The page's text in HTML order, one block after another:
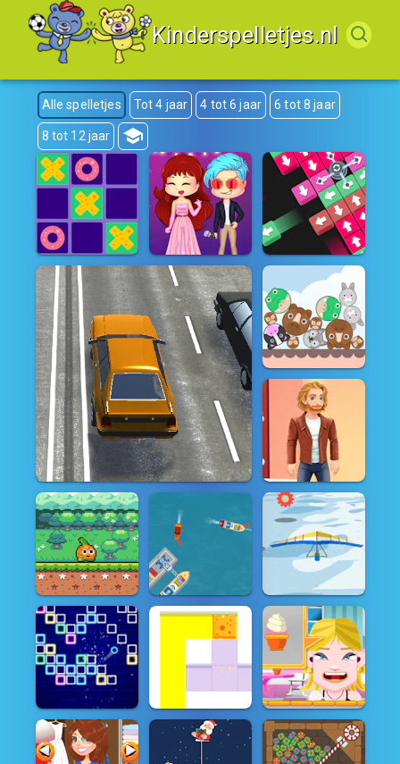
Kinderspelletjes.nl
Alle spelletjes Tot 4 jaar 4 tot 6 jaar 6 tot 8 jaar
8 tot 12 jaar